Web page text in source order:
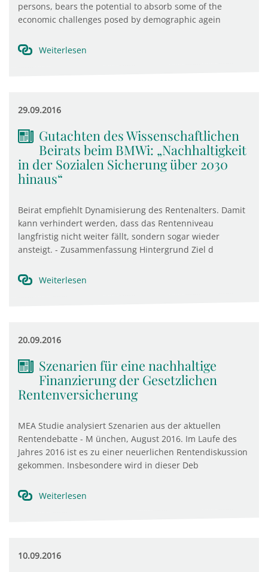
persons, bears the potential to absorb some of the
economic challenges posed by demographic agein
Weiterlesen
29.09.2016
Gutachten des Wissenschaftlichen
Beirats beim BMWi: „Nachhaltigkeit
in der Sozialen Sicherung über 2030
hinaus“
Beirat empfiehlt Dynamisierung des Rentenalters. Damit
kann verhindert werden, dass das Rentenniveau
langfristig nicht weiter fällt, sondern sogar wieder
ansteigt. - Zusammenfassung Hintergrund Ziel d
Weiterlesen
20.09.2016
Szenarien für eine nachhaltige
Finanzierung der Gesetzlichen
Rentenversicherung
MEA Studie analysiert Szenarien aus der aktuellen
Rentendebatte - M ünchen, August 2016. Im Laufe des
Jahres 2016 ist es zu einer neuerlichen Rentendiskussion
gekommen. Insbesondere wird in dieser Deb
Weiterlesen
10.09.2016